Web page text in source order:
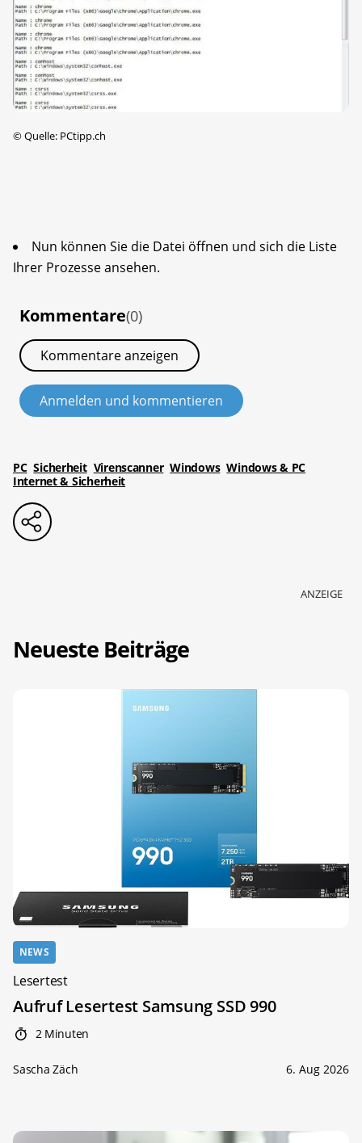
©Quelle: PCtipp.ch
Nun können Sie die Datei öffnen und sich die Liste
Ihrer Prozesse ansehen.
Kommentare(0)
Kommentare anzeigen
Anmelden und kommentieren
PC Sicherheit Virenscanner Windows Windows & PC
Internet & Sicherheit
ANZEIGE
Neueste Beiträge
NEWS
Lesertest
Aufruf Lesertest Samsung SSD 990
2 Minuten
Sascha Zäch 6. Aug 2026